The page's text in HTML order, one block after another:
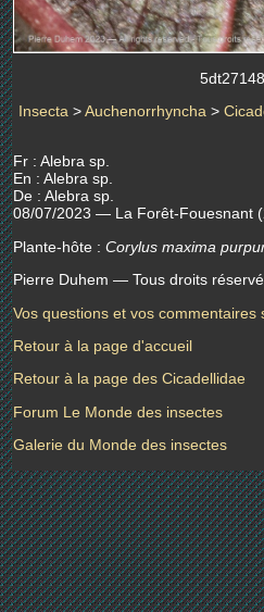
Insecta >Auchenorrhyncha >
Fr : Alebra sp.
En : Alebra sp.
De : Alebra sp.
08/07/2023 — La Forêt-Fouesnant
Plante-hôte : Corylus maxima
Pierre Duhem — Tous droits
Vos questions et vos commentaires
Retour à la page d'accueil
Retour à la page des Cicadellidae
Forum Le Monde des insectes
Galerie du Monde des insectes